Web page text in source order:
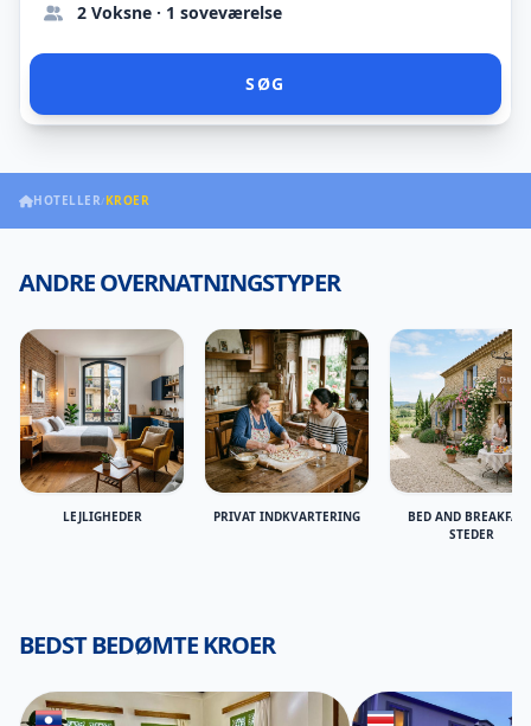
2 Voksne · 1 soveværelse
SØG
HOTELLER/KROER
ANDRE OVERNATNINGSTYPER
LEJLIGHEDER PRIVAT INDKVARTERING
BED AND
STEDER
BEDST BEDØMTE KROER